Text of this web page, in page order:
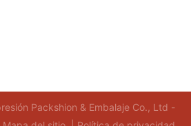
Packshion & Embalaje Co., Ltd -